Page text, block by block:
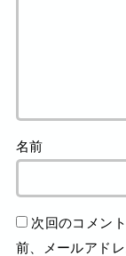
名前
次回のコメン
前、メールアド